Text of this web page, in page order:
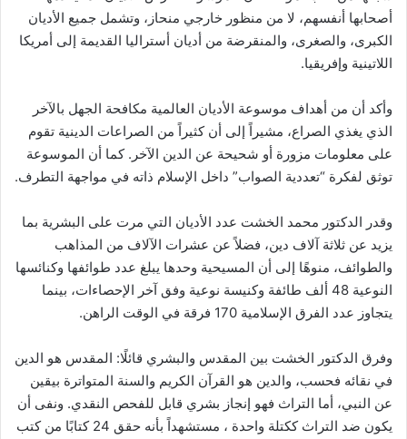
أصحابها أنفسهم، لا من منظور خارجي منحاز، وتشمل جميع الأديان
الكبرى، والصغرى، والمنقرضة من أديان أستراليا القديمة إلى أمريكا
اللاتينية وإفريقيا.
وأكد أن من أهداف موسوعة الأديان العالمية مكافحة الجهل بالآخر
الذي يغذي الصراع، مشيراً إلى أن كثيراً من الصراعات الدينية تقوم
على معلومات مزورة أو شحيحة عن الدين الآخر. كما أن الموسوعة
توثق لفكرة “تعددية الصواب” داخل الإسلام ذاته في مواجهة التطرف.
وقدر الدكتور محمد الخشت عدد الأديان التي مرت على البشرية بما
يزيد عن ثلاثة آلاف دين، فضلاً عن عشرات الآلاف من المذاهب
والطوائف، منوهًا إلى أن المسيحية وحدها يبلغ عدد طوائفها وكنائسها
النوعية 48 ألف طائفة وكنيسة نوعية وفق آخر الإحصاءات، بينما
يتجاوز عدد الفرق الإسلامية 170 فرقة في الوقت الراهن.
وفرق الدكتور الخشت بين المقدس والبشري قائلًا: المقدس هو الدين
في نقائه فحسب، والدين هو القرآن الكريم والسنة المتواترة بيقين
عن النبي، أما التراث فهو إنجاز بشري قابل للفحص النقدي. ونفى أن
يكون ضد التراث ككتلة واحدة ، مستشهداً بأنه حقق 24 كتابًا من كتب